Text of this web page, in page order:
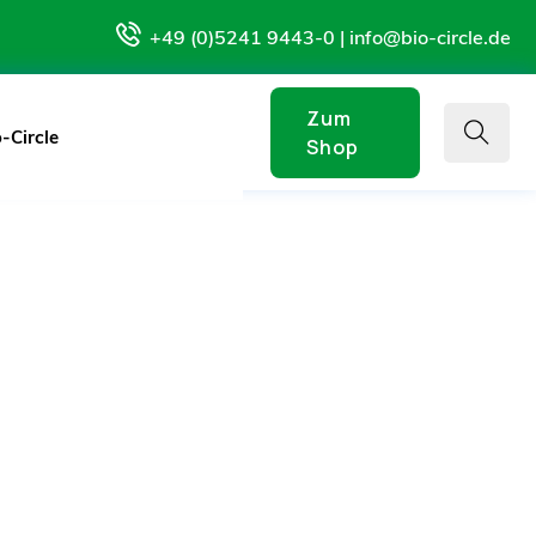
+49 (0)5241 9443-0 | info@bio-circle.de
Circle
Zum
Shop